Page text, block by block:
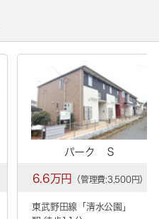
パーク Ｓ
6.6万円 （管理費:3,500円）
東武野田線「 清水公園 」